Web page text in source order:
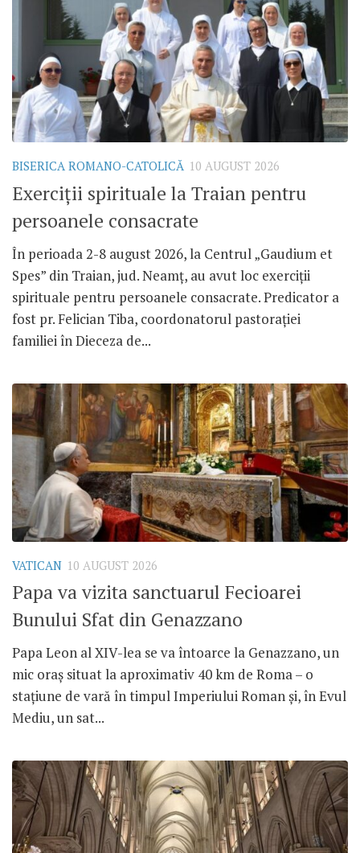
BISERICA ROMANO-CATOLICĂ 10 AUGUST 2026
Exerciții spirituale la Traian pentru
persoanele consacrate
În perioada 2-8 august 2026, la Centrul „Gaudium et
Spes” din Traian, jud. Neamț, au avut loc exerciții
spirituale pentru persoanele consacrate. Predicator a
fost pr. Felician Tiba, coordonatorul pastorației
familiei în Dieceza de...
VATICAN 10 AUGUST 2026
Papa va vizita sanctuarul Fecioarei
Bunului Sfat din Genazzano
Papa Leon al XIV-lea se va întoarce la Genazzano, un
mic oraș situat la aproximativ 40 km de Roma – o
stațiune de vară în timpul Imperiului Roman și, în Evul
Mediu, un sat...